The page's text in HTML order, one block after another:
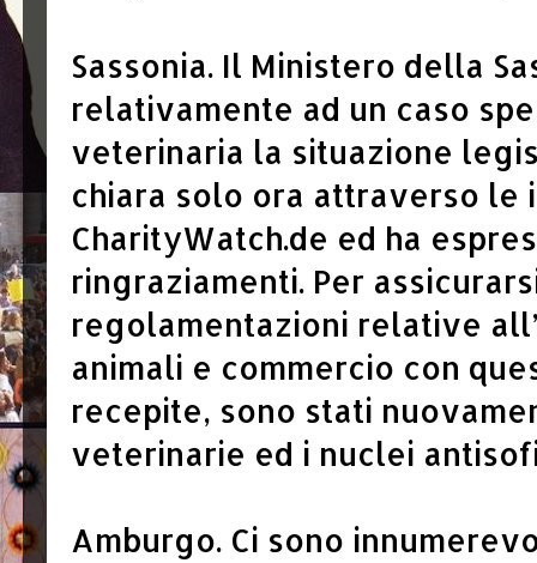
Sassonia. Il Ministero della
relativamente ad un caso
veterinaria la situazione
chiara solo ora attraverso le
CharityWatch.de ed ha
ringraziamenti. Per
regolamentazioni relative
animali e commercio con
recepite, sono stati
veterinarie ed i nuclei
Amburgo. Ci sono